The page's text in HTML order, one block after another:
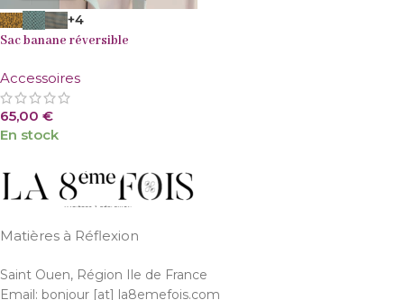
+4
Sac banane réversible
Accessoires
65,00 €
En stock
Matières à Réflexion
Saint Ouen, Région Ile de France
Email: bonjour [at] la8emefois.com